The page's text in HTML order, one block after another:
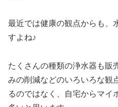
最近では健康の観点からも、
すよね♪
たくさんの種類の浄水器も販
みの削減などのいろいろな観
るのではなく、自宅からマイ